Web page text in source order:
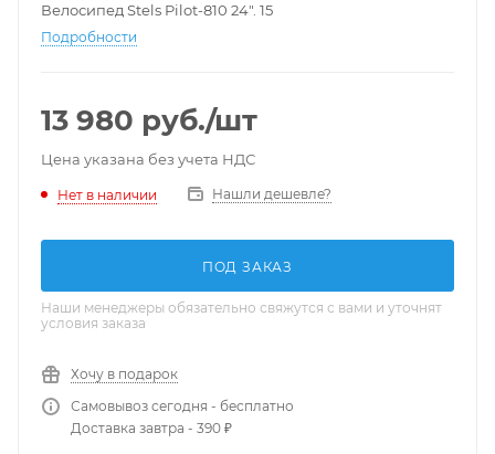
Велосипед Stels Pilot-810 24". 15
Подробности
13 980 руб./шт
Цена указана без учета НДС
Нет в наличии Нашли дешевле?
ПОД ЗАКАЗ
Наши менеджеры обязательно свяжутся с вами и уточнят
условия заказа
Хочу в подарок
Самовывоз сегодня - бесплатно
Доставка завтра - 390 ₽